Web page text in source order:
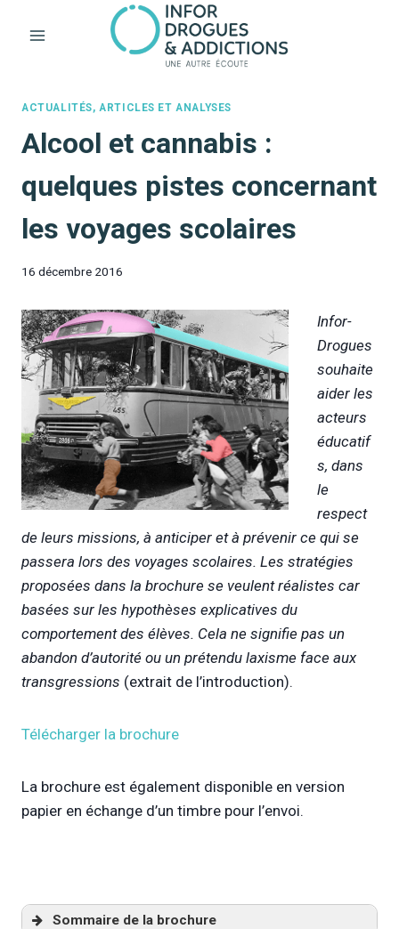
ACTUALITÉS, ARTICLES ET ANALYSES
Alcool et cannabis :
quelques pistes concernant
les voyages scolaires
16 décembre 2016
Infor-
Drogues
souhaite
aider les
acteurs
éducatif
s, dans
le
respect
de leurs missions, à anticiper et à prévenir ce qui se
passera lors des voyages scolaires. Les stratégies
proposées dans la brochure se veulent réalistes car
basées sur les hypothèses explicatives du
comportement des élèves. Cela ne signifie pas un
abandon d’autorité ou un prétendu laxisme face aux
transgressions (extrait de l’introduction).
Télécharger la brochure
La brochure est également disponible en version
papier en échange d’un timbre pour l’envoi.
Sommaire de la brochure